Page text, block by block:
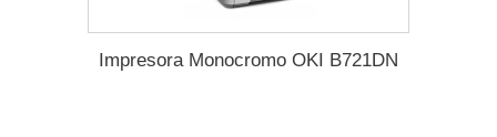
Impresora Monocromo OKI B721DN